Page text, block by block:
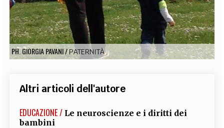
EXTRA
CODICI RUBRICHE LIBRI PROCEEDINGS PUBBLICITÀ CONTATTI
SOCIAL MEDIA
PH. GIORGIA PAVANI/ PATERNITÀ
Altri articoli dell'autore
EDUCAZIONE / Le neuroscienze e i diritti dei
bambini